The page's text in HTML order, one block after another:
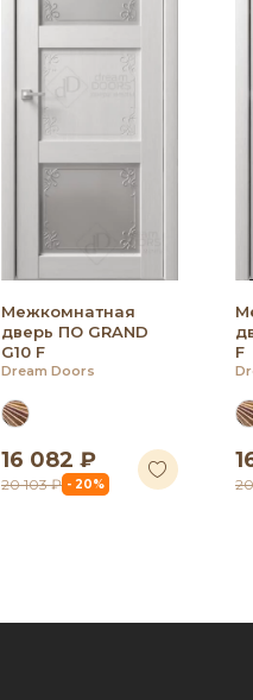
Межкомнатная
дверь ПО GRAND
G10 F
Dream Doors
16 082 ₽
20 103 ₽ - 20%
F